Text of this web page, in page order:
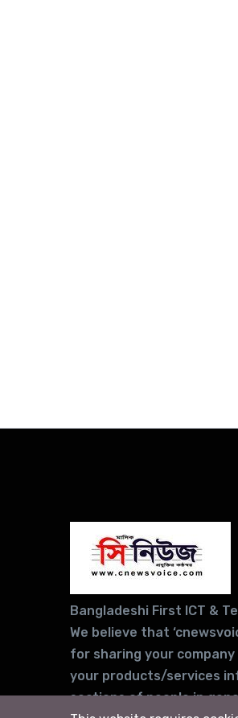
Bangladeshi First ICT &
We believe that
for sharing your
your products/services
sections of people in